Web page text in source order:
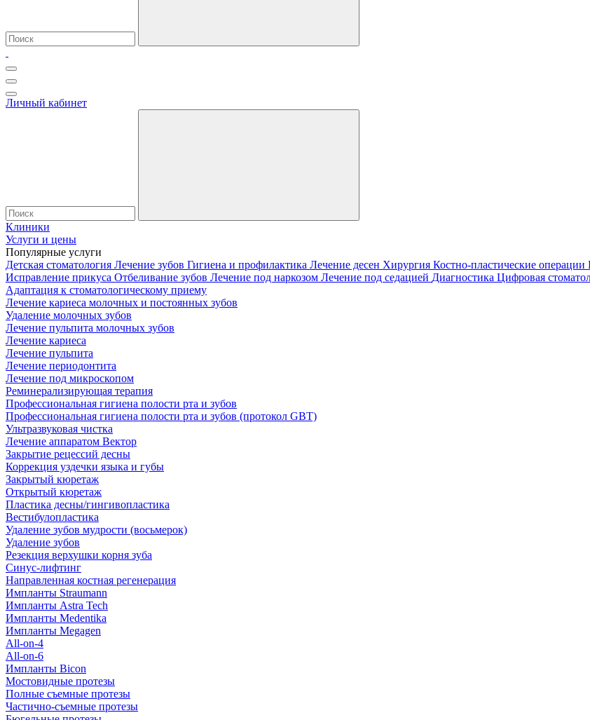
Личный кабинет
Клиники
Услуги и цены
Популярные услуги
Детская стоматология Лечение зубов Гигиена и профилактика Лечение десен Хирургия Костно-пластические операции
Исправление прикуса Отбеливание зубов Лечение под наркозом Лечение под седацией Диагностика Цифровая
Адаптация к стоматологическому приему
Лечение кариеса молочных и постоянных зубов
Удаление молочных зубов
Лечение пульпита молочных зубов
Лечение кариеса
Лечение пульпита
Лечение периодонтита
Лечение под микроскопом
Реминерализирующая терапия
Профессиональная гигиена полости рта и зубов
Профессиональная гигиена полости рта и зубов (протокол GBT)
Ультразвуковая чистка
Лечение аппаратом Вектор
Закрытие рецессий десны
Коррекция уздечки языка и губы
Закрытый кюретаж
Открытый кюретаж
Пластика десны/гингивопластика
Вестибулопластика
Удаление зубов мудрости (восьмерок)
Удаление зубов
Резекция верхушки корня зуба
Синус-лифтинг
Направленная костная регенерация
Импланты Straumann
Импланты Astra Tech
Импланты Medentika
Импланты Megagen
All-on-4
All-on-6
Импланты Bicon
Мостовидные протезы
Полные съемные протезы
Частично-съемные протезы